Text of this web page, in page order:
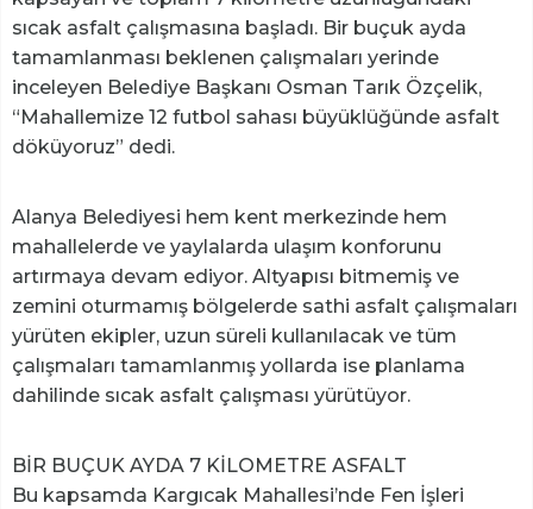
sıcak asfalt çalışmasına başladı. Bir buçuk ayda
tamamlanması beklenen çalışmaları yerinde
inceleyen Belediye Başkanı Osman Tarık Özçelik,
“Mahallemize 12 futbol sahası büyüklüğünde asfalt
döküyoruz” dedi.
Alanya Belediyesi hem kent merkezinde hem
mahallelerde ve yaylalarda ulaşım konforunu
artırmaya devam ediyor. Altyapısı bitmemiş ve
zemini oturmamış bölgelerde sathi asfalt çalışmaları
yürüten ekipler, uzun süreli kullanılacak ve tüm
çalışmaları tamamlanmış yollarda ise planlama
dahilinde sıcak asfalt çalışması yürütüyor.
BİR BUÇUK AYDA 7 KİLOMETRE ASFALT
Bu kapsamda Kargıcak Mahallesi’nde Fen İşleri